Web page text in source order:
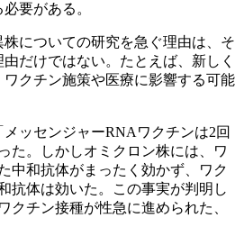
要がある。
についての研究を急ぐ理由は、そ
だけではない。たとえば、新しく
クチン施策や医療に影響する可能
ッセンジャーRNAワクチンは2回
た。しかしオミクロン株には、ワ
中和抗体がまったく効かず、ワク
抗体は効いた。この事実が判明し
クチン接種が性急に進められた、